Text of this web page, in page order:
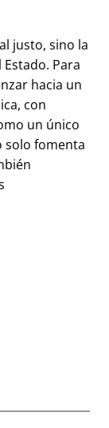
justo, sino la
Para
hacia un
con
un único
solo fomenta